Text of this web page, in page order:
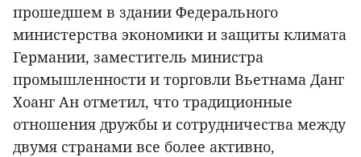
прошедшем в здании Федерального
министерства экономики и защиты климата
Германии, заместитель министра
промышленности и торговли Вьетнама Данг
Хоанг Ан отметил, что традиционные
отношения дружбы и сотрудничества между
двумя странами все более активно,